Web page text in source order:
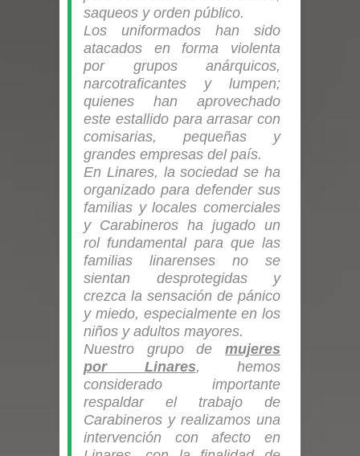
proyecto de interconexión eléctrica
en la alta cordillera del Maule por su
impacto ambiental
INDAP entregó $189 millones en
incentivos a usuarios de PRODESAL
de la provincia de Linares
Municipalidad de Curicó apuesta a la
innovación en tecnología educativa
con nuevas pantallas interactivas del
Colegio El Boldo
Municipalidad de Curicó inició
proceso de vacunación escolar
Se activa Código Azul en Talca ante
saqueos y orden público.
Los uniformados han sido
atacados en forma violenta
por grupos anárquicos,
narcotraficantes y lumpen;
quienes han aprovechado
este estallido para arrasar con
comisarias, pequeñas y
grandes empresas del país.
En Linares, la sociedad se ha
organizado para defender sus
familias y locales comerciales
y Carabineros ha jugado un
rol fundamental para que las
familias linarenses no se
sientan desprotegidas y
crezca la sensación de pánico
y miedo, especialmente en los
niños y adultos mayores.
Nuestro grupo de mujeres
por Linares, hemos
considerado importante
respaldar el trabajo de
Carabineros y realizamos una
intervención con afecto en